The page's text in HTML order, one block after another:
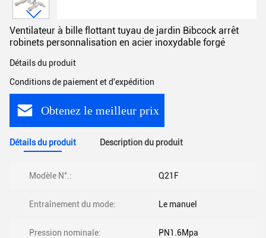
Ventilateur à bille flottant tuyau de jardin Bibcock arrêt
robinets personnalisation en acier inoxydable forgé
Détails du produit
Conditions de paiement et d'expédition
Obtenez le meilleur prix
Détails du produit Description du produit
Modèle N°.: Q21F
Entraînement du mode: Le manuel
Pression nominale: PN1.6Mpa